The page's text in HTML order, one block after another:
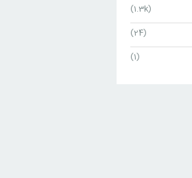
(1.3k)
(24)
(1)